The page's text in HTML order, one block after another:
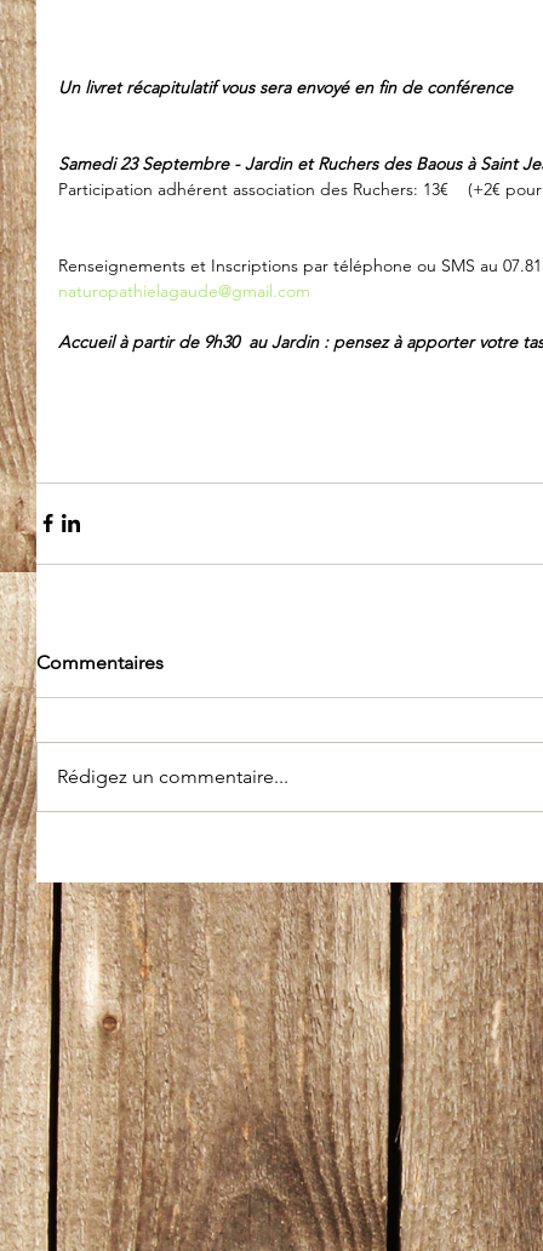
Un livret récapitulatif vous sera envoyé en fin de conférence
Samedi 23 Septembre - Jardin et Ruchers des Baous à Saint
Participation adhérent association des Ruchers: 13€    (+2€
Renseignements et Inscriptions par téléphone ou SMS au
naturopathielagaude@gmail.com
Accueil à partir de 9h30  au Jardin : pensez à apporter votre
Commentaires
Rédigez un commentaire...